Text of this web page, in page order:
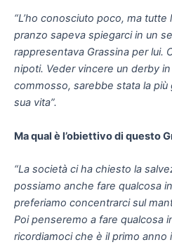
“L’ho conosciuto poco, ma tutte
pranzo sapeva spiegarci in un
rappresentava Grassina per lui.
nipoti. Veder vincere un derby
commosso, sarebbe stata la
sua vita”.
Ma qual è l’obiettivo di questo
“La società ci ha chiesto la
possiamo anche fare qualcosa
preferiamo concentrarci sul
Poi penseremo a fare qualcosa
ricordiamoci che è il primo anno